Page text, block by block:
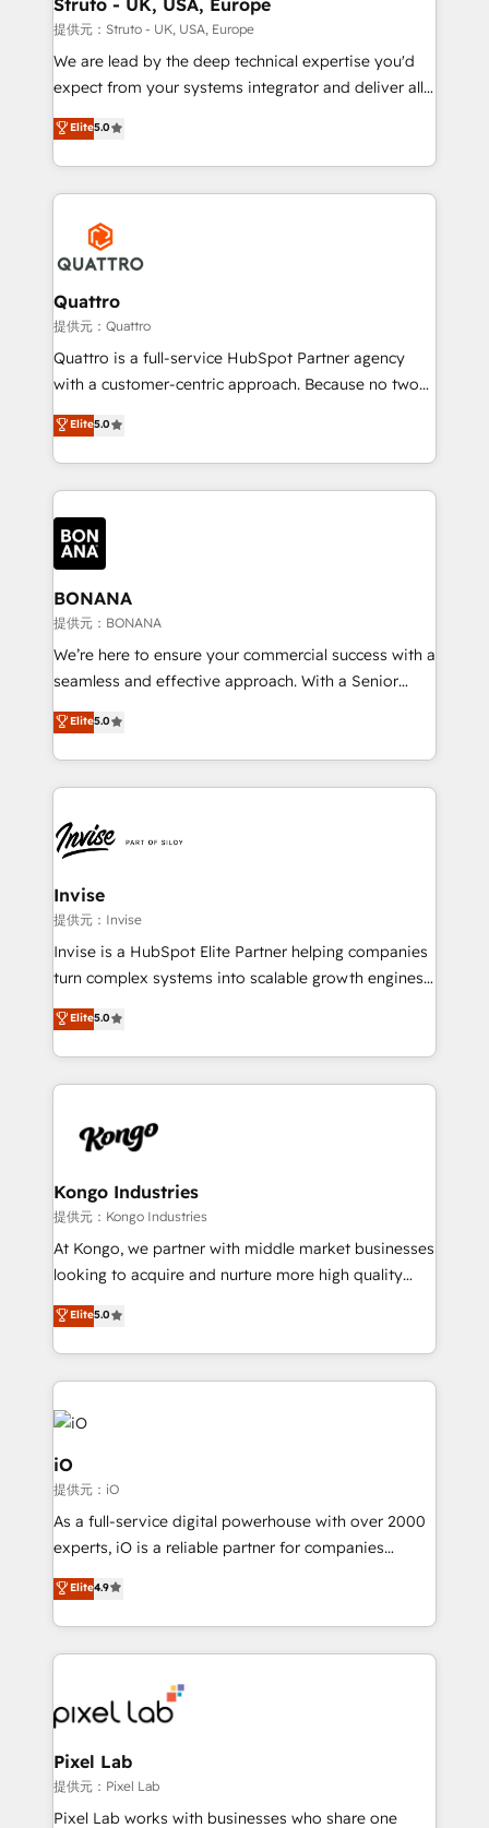
Our strategies are tailored to your business's unique
needs, ensuring a personalized approach that aligns
with your growth objectives.
Struto - UK, USA, Europe
提供元：Struto - UK, USA, Europe
We are lead by the deep technical expertise you'd
expect from your systems integrator and deliver all
the agency services you'd expect from your
HubSpot Solutions Partner. As one of the UK's
longest-standing partners, we are experts at
maximising the value of the HubSpot platform and
building an integrated growth stack that brings your
business, operational and technical requirements to
life, and creates a 360˚ view of your customer to
help your teams do more. We specialise in HubSpot
technical services, website design and development
as well as agency services that help set you up for
success. Now, more than ever you need to connect
customer service. It's time to empower your teams
to create great customer experiences that generate
happen.
Elite5.0
Quattro
提供元：Quattro
Quattro is a full-service HubSpot Partner agency
with a customer-centric approach. Because no two
clients have the same needs, Quattro offer a
bespoke approach for every client. Services include
business growth strategies, sales enablement, CRM
set-up, Migrations, Integrations, Enterprise level
Sales Hub, Marketing Hub, Customer Support Hub,
Ops Hub Software, inbound marketing strategy,
content strategies, branding, HubSpot CMS,
bespoke web apps and growth driven design
websites. Experienced in helping Global B2B
Manufacturers, Fintech, Professional Services, IT and
SaaS industries.
Elite5.0
BONANA
提供元：BONANA
We’re here to ensure your commercial success with a
seamless and effective approach. With a Senior
team that has 10+ years of experience in HubSpot,
we have a deep understanding of SaaS, Business
Services and E-commerce together with Retail. We
streamline and enhance your Sales, Marketing &
commercial operations. We're good at RevOps,
automating and optimizing your marketing, sales &
service operations with AI, designing and building
your website, and we drive growth through Account-
Based Marketing, SEO, SEA and many other tactics.
No worries, we will advise you in which to deploy
brings us to our mission; to effectively guide as
much Benelux companies as possible to be
Elite5.0
Invise
提供元：Invise
Invise is a HubSpot Elite Partner helping companies
turn complex systems into scalable growth engines.
We combine strategy, technology and change
management to drive measurable results. As part of
the fast-growing Siloy Group, we unite more than
250+ HubSpot experts across Europe – ready to
business goals. Talk to us if you’re looking to: -
reliable source of truth - Unlock the full value of your
CRM and marketing data, not just implement a
system - Accelerate impact with a partner who
understands both strategy and technology
Elite5.0
Kongo Industries
提供元：Kongo Industries
At Kongo, we partner with middle market businesses
looking to acquire and nurture more high quality
leads. We use digital media, marketing cloud,
automation and software integration to drive sales
and, deliver clarity on marketing expenditure.
Elite5.0
iO
提供元：iO
As a full-service digital powerhouse with over 2000
experts, iO is a reliable partner for companies
looking to strengthen their position in the fields of
marketing, technology, content, strategy and
creation. iO combines in-depth knowledge on both
the marketing and technology end of HubSpot,
from end-to-end. Teams of marketing specialists,
developers, copywriters and designers work side by
side to meet the specific demands of every client
and project. Dedicated HubSpot teams combine all
skills for HubSpot projects from strategy to
Elite4.9
Pixel Lab
提供元：Pixel Lab
Pixel Lab works with businesses who share one